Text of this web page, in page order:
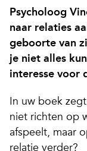
Psycholoog
naar relaties
geboorte van
je niet alles
interesse voor
In uw boek
niet richten op
afspeelt, maar
relatie verder?